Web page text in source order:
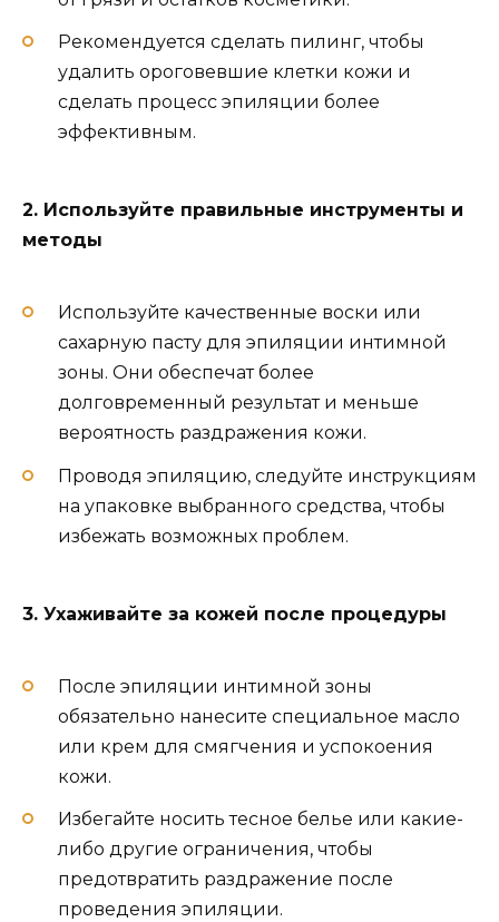
Рекомендуется сделать пилинг, чтобы
удалить ороговевшие клетки кожи и
сделать процесс эпиляции более
эффективным.
2. Используйте правильные инструменты и
методы
Используйте качественные воски или
сахарную пасту для эпиляции интимной
зоны. Они обеспечат более
долговременный результат и меньше
вероятность раздражения кожи.
Проводя эпиляцию, следуйте инструкциям
на упаковке выбранного средства, чтобы
избежать возможных проблем.
3. Ухаживайте за кожей после процедуры
После эпиляции интимной зоны
обязательно нанесите специальное масло
или крем для смягчения и успокоения
кожи.
Избегайте носить тесное белье или какие-
либо другие ограничения, чтобы
предотвратить раздражение после
проведения эпиляции.